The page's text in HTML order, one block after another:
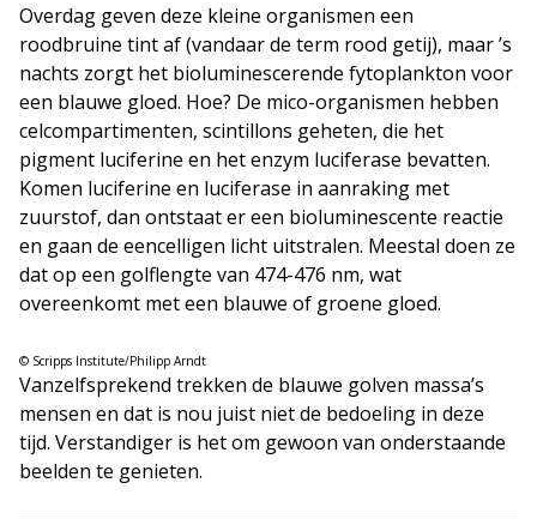
Overdag geven deze kleine organismen een
roodbruine tint af (vandaar de term rood getij), maar ’s
nachts zorgt het bioluminescerende fytoplankton voor
een blauwe gloed. Hoe? De mico-organismen hebben
celcompartimenten, scintillons geheten, die het
pigment luciferine en het enzym luciferase bevatten.
Komen luciferine en luciferase in aanraking met
zuurstof, dan ontstaat er een bioluminescente reactie
en gaan de eencelligen licht uitstralen. Meestal doen ze
dat op een golflengte van 474-476 nm, wat
overeenkomt met een blauwe of groene gloed.
© Scripps Institute/Philipp Arndt
Vanzelfsprekend trekken de blauwe golven massa’s
mensen en dat is nou juist niet de bedoeling in deze
tijd. Verstandiger is het om gewoon van onderstaande
beelden te genieten.